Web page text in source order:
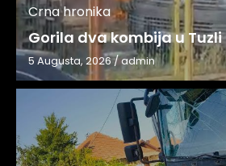
Crna hronika
Gorila dva kombija u Tuzli
5 Augusta, 2026/admin